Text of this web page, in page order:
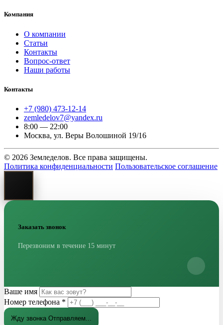
Компания
О компании
Статьи
Контакты
Вопрос-ответ
Наши работы
Контакты
+7 (980) 473-12-14
zemledelov7@yandex.ru
8:00 — 22:00
Москва, ул. Веры Волошиной 19/16
© 2026 Земледелов. Все права защищены.
Политика конфиденциальности Пользовательское соглашение
Заказать звонок
Перезвоним в течение 15 минут
Ваше имя
Номер телефона *
Жду звонка Отправляем...